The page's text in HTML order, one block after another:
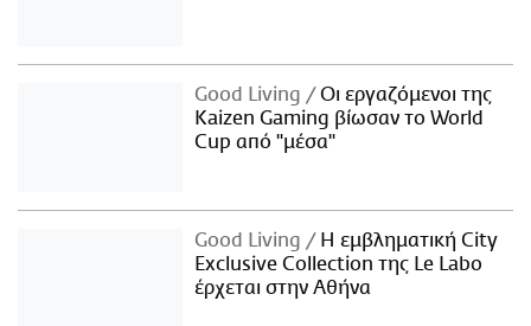
Good Living
Οι εργαζόμενοι της
Kaizen Gaming βίωσαν το World
Cup από "μέσα"
Good Living
Η εμβληματική City
Exclusive Collection της Le Labo
έρχεται στην Αθήνα